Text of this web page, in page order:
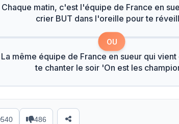
Chaque matin, c'est l'équipe de France en
crier BUT dans l'oreille pour te
OU
La même équipe de France en sueur qui
te chanter le soir 'On est les
540 486